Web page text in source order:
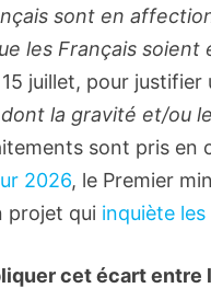
sont en
les Français soient
juillet, pour
la gravité et/ou
sont pris en
2026, le Premier
projet qui inquiète
cet écart entre